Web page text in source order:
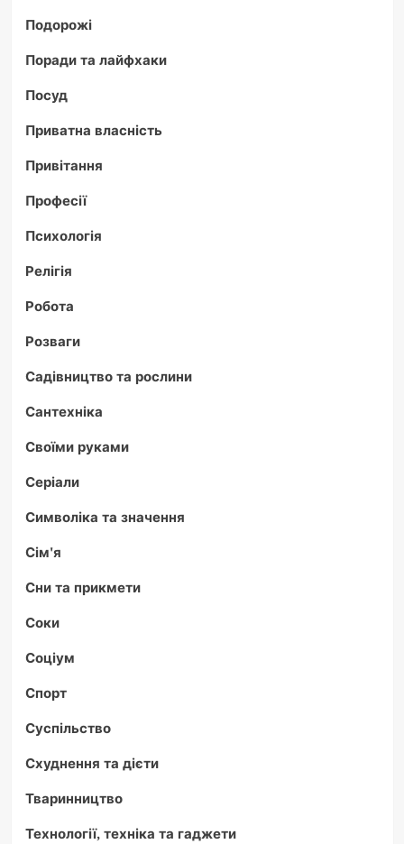
Подорожі
Поради та лайфхаки
Посуд
Приватна власність
Привітання
Професії
Психологія
Релігія
Робота
Розваги
Садівництво та рослини
Сантехніка
Своїми руками
Серіали
Символіка та значення
Сім'я
Сни та прикмети
Соки
Соціум
Спорт
Суспільство
Схуднення та дієти
Тваринництво
Технології, техніка та гаджети